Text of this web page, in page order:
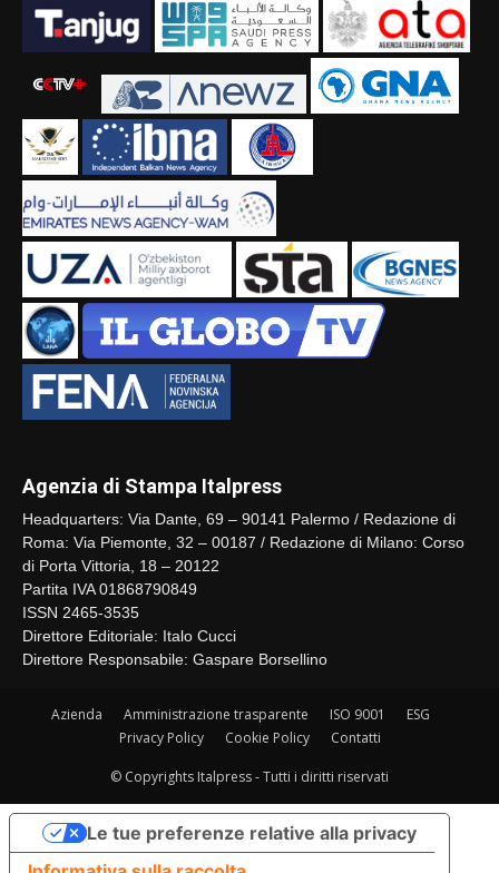
Agenzia di Stampa Italpress
Headquarters: Via Dante, 69 – 90141 Palermo / Redazione di
Roma: Via Piemonte, 32 – 00187 / Redazione di Milano: Corso
di Porta Vittoria, 18 – 20122
Partita IVA 01868790849
ISSN 2465-3535
Direttore Editoriale: Italo Cucci
Direttore Responsabile: Gaspare Borsellino
Azienda Amministrazione trasparente ISO 9001
ESG
Privacy Policy
Cookie Policy Contatti
© Copyrights Italpress - Tutti i diritti riservati
Le tue preferenze relative alla privacy